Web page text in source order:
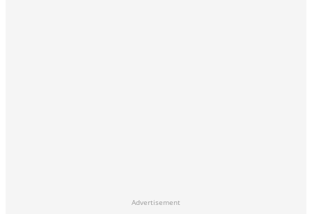
Advertisement